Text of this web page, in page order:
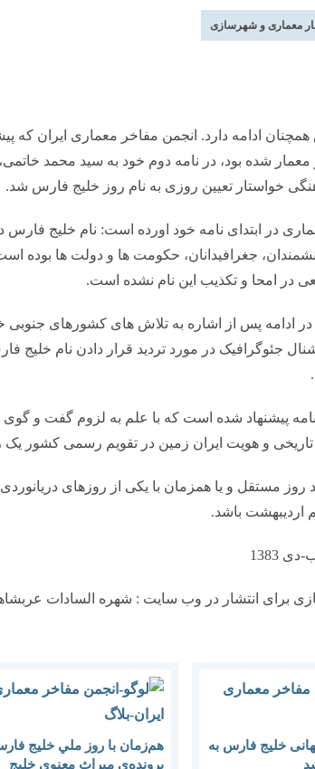
است:
معماری و شهرسازی
ادامه دارد. انجمن مفاخر معماری ایران که
معمار شده بود، در نامه دوم خود به سید محمد
خواستار تعیین روزی به نام روز خلیج فارس شد.
در ابتدای نامه خود اورده است: نام خلیج
جغرافیدانان، حکومت ها و دولت ها
در امحا و تکذیب این نام نشده است.
در ادامه پس از اشاره به تلاش های کشورهای جنوبی
جئوگرافیک در مورد تردید قرار دادن نام خلیج
نامه پیشنهاد شده است که با علم به لزوم گفت و
و هویت ایران زمین در تقویم رسمی کشور یک
روز مستقل و یا همزمان با یکی از روزهای
اردیبهشت باشد.
1383
برای انتشار در وب سایت : شهره السادات
خلیج فارس به
هم‌زمان با روز ملي خليج
پرونده‌ي ميراث معنوي خليج